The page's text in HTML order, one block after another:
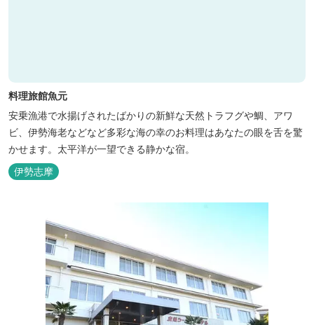
料理旅館魚元
安乗漁港で水揚げされたばかりの新鮮な天然トラフグや鯛、アワ
ビ、伊勢海老などなど多彩な海の幸のお料理はあなたの眼を舌を驚
かせます。太平洋が一望できる静かな宿。
伊勢志摩